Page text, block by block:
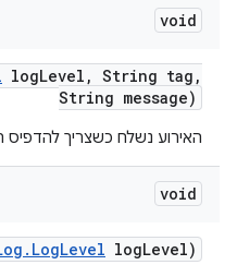
void
logLevel , String tag ,
String message)
האירוע נשלח כשצריך להדפיס
void
. LogLevel logLevel)